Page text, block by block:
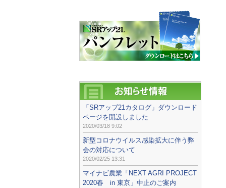
「SRアップ21カタログ」ダウンロード
ページを開設しました
2020/03/18 9:02
新型コロナウイルス感染拡大に伴う弊
会の対応について
2020/02/25 13:31
マイナビ農業「NEXT AGRI PROJECT
2020春 in 東京」中止のご案内